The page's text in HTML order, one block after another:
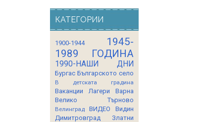
КАТЕГОРИИ
1900-1944
1945-
1989 ГОДИНА
1990-НАШИ ДНИ
Бургас Българското село
В детската градина
Ваканции Лагери
Варна
Велико Търново
Велинград ВИДЕО
Видин
Димитровград
Златни